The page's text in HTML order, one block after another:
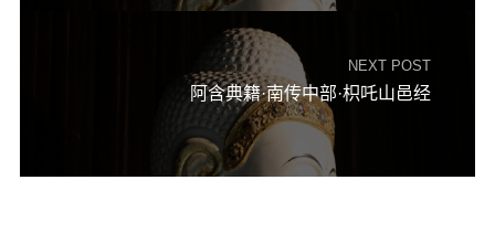
NEXT POST
阿含典籍·南传中部·枳吒山邑经